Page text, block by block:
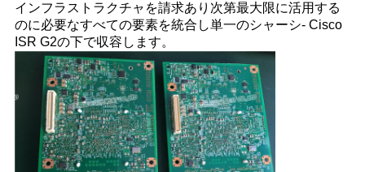
事
件
インフラストラクチャを請求あり次第最大限に活用する
のに必要なすべての要素を統合し単一のシャーシ- Cisco
ISR G2の下で収容します。